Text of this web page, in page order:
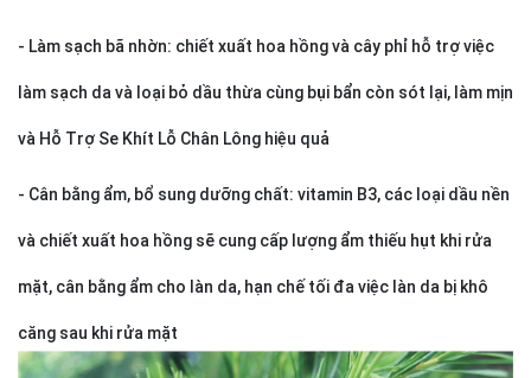
- Làm sạch bã nhờn: chiết xuất hoa hồng và cây phỉ hỗ trợ việc
làm sạch da và loại bỏ dầu thừa cùng bụi bẩn còn sót lại, làm mịn
và Hỗ Trợ Se Khít Lỗ Chân Lông hiệu quả
- Cân bằng ẩm, bổ sung dưỡng chất: vitamin B3, các loại dầu nền
và chiết xuất hoa hồng sẽ cung cấp lượng ẩm thiếu hụt khi rửa
mặt, cân bằng ẩm cho làn da, hạn chế tối đa việc làn da bị khô
căng sau khi rửa mặt